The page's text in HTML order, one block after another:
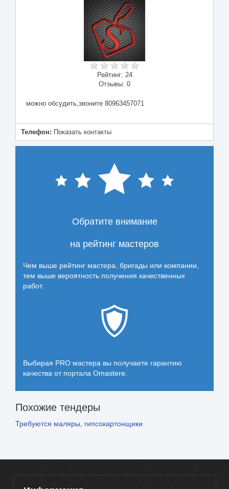
Рейтинг: 24
Отзывы: 0
можно обсудить,звоните 80963457071
Телефон: Показать контакты
Обратите внимание
на рейтинг мастеров
Чем выше рейтинг мастера, бригады или компании,
тем выше вероятность получения качественных
работ.
Выбирая PRO мастера вы получаете гарантию
качества от портала Omastere.
Похожие тендеры
Требуются маляры, гипсокартонщики